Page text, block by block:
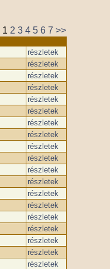
1 2 3 4 5 6 7 >>
részletek
részletek
részletek
részletek
részletek
részletek
részletek
részletek
részletek
részletek
részletek
részletek
részletek
részletek
részletek
részletek
részletek
részletek
részletek